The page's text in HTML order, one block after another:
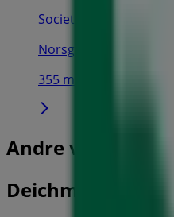
Society of Lifestyle
Norsgade 1, Århus
355 m
Andre
Deichmann